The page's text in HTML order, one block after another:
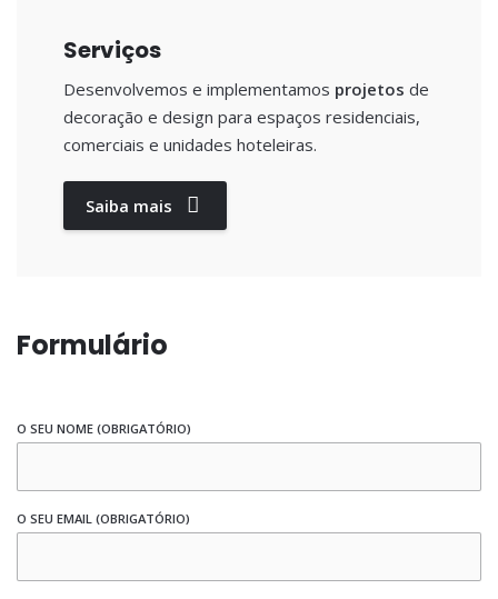
Serviços
Desenvolvemos e implementamos projetos de
decoração e design para espaços residenciais,
comerciais e unidades hoteleiras.
Saiba mais
Formulário
O SEU NOME (OBRIGATÓRIO)
O SEU EMAIL (OBRIGATÓRIO)